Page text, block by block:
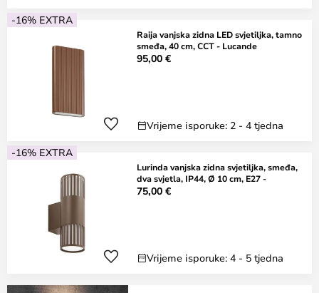
-16% EXTRA
Raija vanjska zidna LED svjetiljka, tamno
smeđa, 40 cm, CCT - Lucande
95,00 €
Vrijeme isporuke: 2 - 4 tjedna
-16% EXTRA
Lurinda vanjska zidna svjetiljka, smeđa,
dva svjetla, IP44, Ø 10 cm, E27 -
75,00 €
Vrijeme isporuke: 4 - 5 tjedna